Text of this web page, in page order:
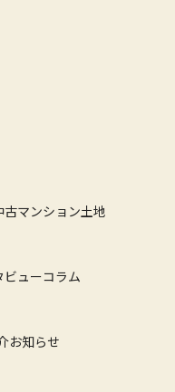
古マンション土地
ビューコラム
お知らせ